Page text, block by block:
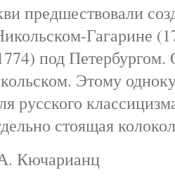
предшествовали
Гагарине
под Петербургом.
Этому
русского
стоящая
Кючарианц